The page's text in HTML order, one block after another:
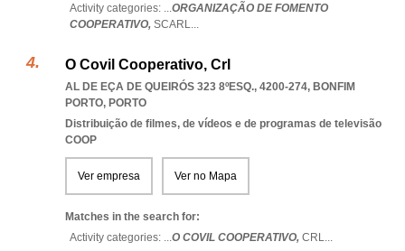
Activity categories: ...ORGANIZAÇÃO DE FOMENTO
COOPERATIVO, SCARL...
O Covil Cooperativo, Crl
AL DE EÇA DE QUEIRÓS 323 8ºESQ., 4200-274, BONFIM
PORTO, PORTO
Distribuição de filmes, de vídeos e de programas de televisão
COOP
Ver empresa Ver no Mapa
Matches in the search for:
Activity categories: ...O COVIL COOPERATIVO, CRL...